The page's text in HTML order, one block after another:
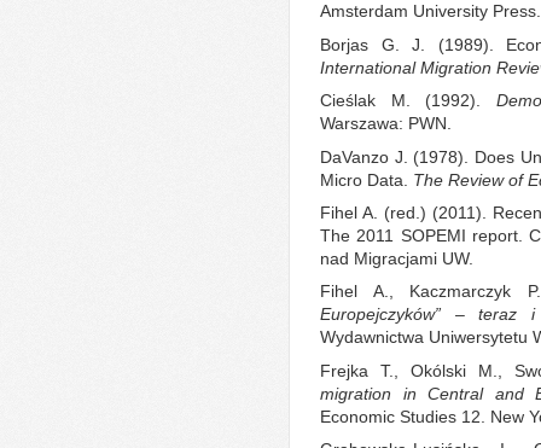
Amsterdam University Press.
Borjas G. J. (1989).
International Migration
Cieślak M. (1992).
Warszawa: PWN.
DaVanzo J. (1978). Does
Micro Data. The Review of
Fihel A. (red.) (2011).
The 2011 SOPEMI report.
nad Migracjami UW.
Fihel A., Kaczmarczyk
Europejczyków” – teraz i
Wydawnictwa Uniwersytetu
Frejka T., Okólski M.,
migration in Central and
Economic Studies 12. New